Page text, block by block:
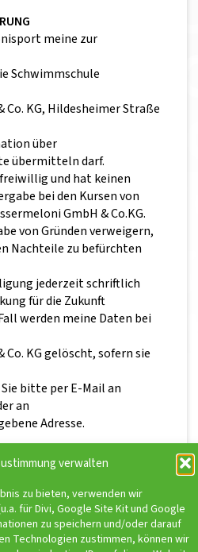
verwalten
zu bieten, verwenden wir
für Divi, Google Site Kit und Google
zu speichern und/oder darauf
Technologien zustimmen, können wir
meine zur
Schwimmschule
Co. KG, Hildesheimer Straße
über
übermitteln darf.
und hat keinen
bei den Kursen von
GmbH & Co.KG.
von Gründen verweigern,
Nachteile zu befürchten
jederzeit schriftlich
für die Zukunft
werden meine Daten bei
Co. KG gelöscht, sofern sie
bitte per E-Mail an
an
Adresse.